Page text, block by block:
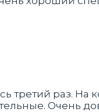
третий раз. На
Очень